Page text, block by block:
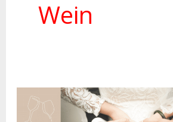
Wein
Hochzeitsweine